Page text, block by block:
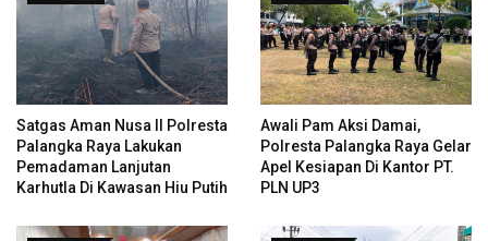
Satgas Aman Nusa II Polresta
Palangka Raya Lakukan
Pemadaman Lanjutan
Karhutla Di Kawasan Hiu Putih
Awali Pam Aksi Damai,
Polresta Palangka Raya Gelar
Apel Kesiapan Di Kantor PT.
PLN UP3